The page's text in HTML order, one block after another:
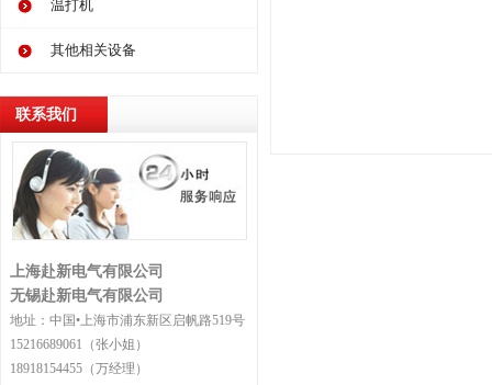
温打机
其他相关设备
联系我们
上海赴新电气有限公司
无锡赴新电气有限公司
地址：中国•上海市浦东新区启帆路519号
15216689061（张小姐）
18918154455（万经理）